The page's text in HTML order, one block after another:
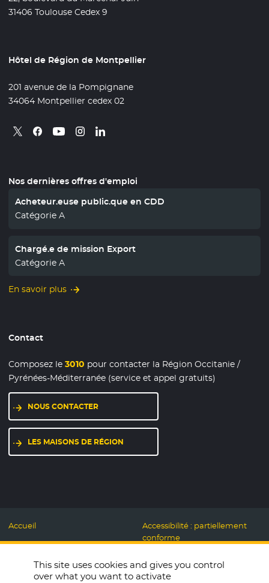
31406 Toulouse Cedex 9
Hôtel de Région de Montpellier
201 avenue de la Pompignane
34064 Montpellier cedex 02
Retrouvez nous sur X
- Nouvelle fenêtre
Retrouvez nous sur Facebook
- Nouvelle fenêtre
Retrouvez nous sur Youtube
- Nouvelle fenêtre
Retrouvez nous sur Instagram
- Nouvelle fenêtre
Retrouvez nous sur Linkedin
- Nouvelle fenêtre
Nos dernières offres d'emploi
Acheteur.euse public.que en CDD
Catégorie A
Chargé.e de mission Export
Catégorie A
En savoir plus
Contact
Composez le3010 pour contacter la Région Occitanie /
Pyrénées-Méditerranée (service et appel gratuits)
NOUS CONTACTER
LES MAISONS DE RÉGION
Accueil
Mentions légales
Données personnelles et
Cookies
Accessibilité : partiellement
conforme
Responsable
This site uses cookies and gives you control
over what you want to activate